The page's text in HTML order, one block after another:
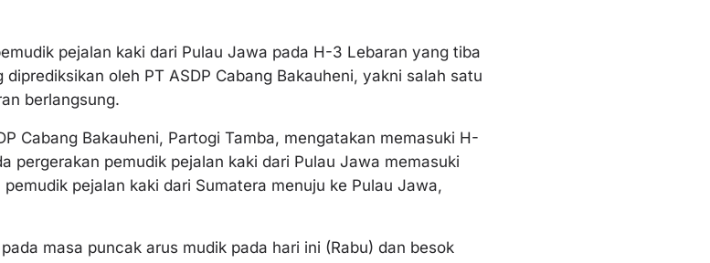
pejalan kaki dari Pulau Jawa pada H-3 Lebaran yang tiba
oleh PT ASDP Cabang Bakauheni, yakni salah satu
berlangsung.
Cabang Bakauheni, Partogi Tamba, mengatakan memasuki H-
pergerakan pemudik pejalan kaki dari Pulau Jawa memasuki
pejalan kaki dari Sumatera menuju ke Pulau Jawa,
masa puncak arus mudik pada hari ini (Rabu) dan besok